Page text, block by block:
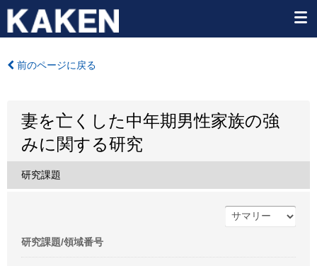
前のページに戻る
妻を亡くした中年期男性家族の強
みに関する研究
研究課題
研究課題/領域番号